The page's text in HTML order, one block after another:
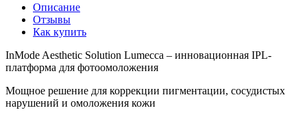
Описание
Отзывы
Как купить
InMode Aesthetic Solution Lumecca – инновационная IPL-
платформа для фотоомоложения
Мощное решение для коррекции пигментации, сосудистых
нарушений и омоложения кожи